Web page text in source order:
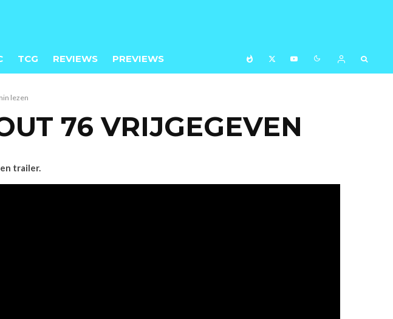
TCG REVIEWS PREVIEWS
lezen
76 VRIJGEGEVEN
trailer.